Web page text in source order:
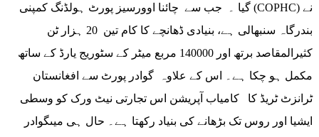
گیا ۔ جب سے چائنا اوورسیز پورٹ ہولڈنگ کمپنی (COPHC) نے
بندرگاہ سنبھالی ہے، بنیادی ڈھانچے کا کام تین 20 ہزار ٹن
کثیرالمقاصد برتھ اور 140000 مربع میٹر کے سٹوریج یارڈ کے ساتھ
مکمل ہو چکا ہے۔ اس کے علاوہ گوادر پورٹ سے افغانستان
ٹرانزٹ ٹریڈ کا کامیاب آپریشن اس تجارتی نیٹ ورک کو وسطی
ایشیا اور روس تک بڑھانے کی بنیاد رکھتا ہے۔ حال ہی میںگوادر